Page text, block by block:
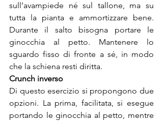
sull’avampiede né sul tallone, ma su
tutta la pianta e ammortizzare bene.
Durante il salto bisogna portare le
ginocchia al petto. Mantenere lo
sguardo fisso di fronte a sé, in modo
che la schiena resti diritta.
Crunch inverso
Di questo esercizio si propongono due
opzioni. La prima, facilitata, si esegue
portando le ginocchia al petto, mentre